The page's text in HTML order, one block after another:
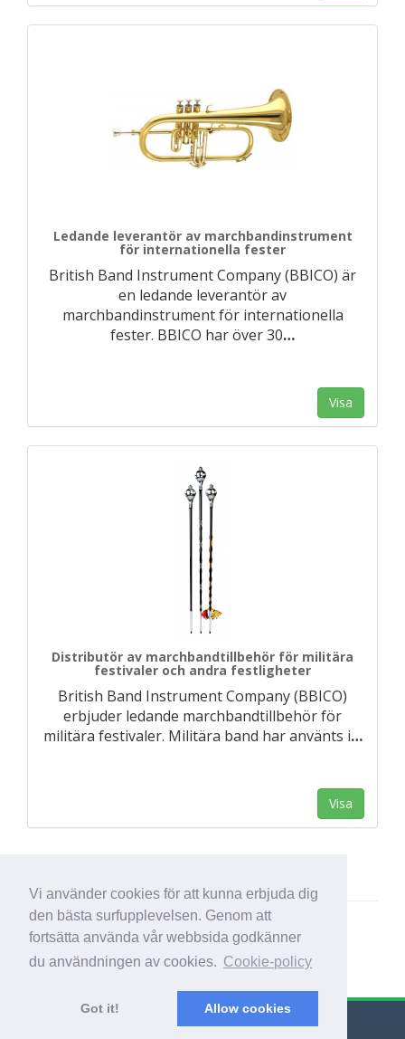
Vi använder cookies för att kunna erbjuda dig
den bästa surfupplevelsen. Genom att
fortsätta använda vår webbsida godkänner
du användningen av cookies. Cookie-policy
Got it! Allow cookies
Ledande leverantör av marchbandinstrument
för internationella fester
British Band Instrument Company (BBICO) är
en ledande leverantör av
marchbandinstrument för internationella
fester. BBICO har över 30…
Visa
Distributör av marchbandtillbehör för militära
festivaler och andra festligheter
British Band Instrument Company (BBICO)
erbjuder ledande marchbandtillbehör för
militära festivaler. Militära band har använts i…
Visa
© Export Worldwide 2026